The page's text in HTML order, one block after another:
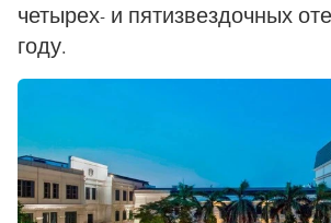
четырех- и пятизвездочных
году.